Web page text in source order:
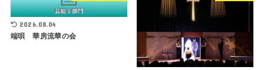
2026.08.04
端唄 華房流華の会